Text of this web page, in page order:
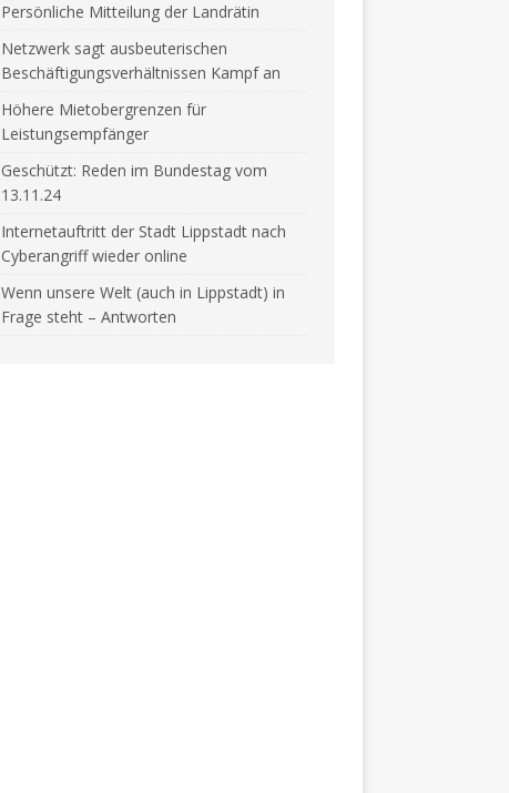
Persönliche Mitteilung der Landrätin
Netzwerk sagt ausbeuterischen
Beschäftigungsverhältnissen Kampf an
Höhere Mietobergrenzen für
Leistungsempfänger
Geschützt: Reden im Bundestag vom
13.11.24
Internetauftritt der Stadt Lippstadt nach
Cyberangriff wieder online
Wenn unsere Welt (auch in Lippstadt) in
Frage steht – Antworten